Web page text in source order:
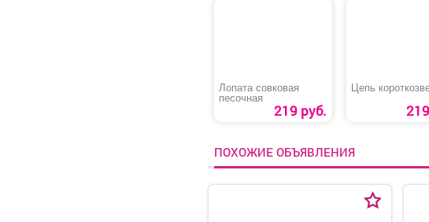
Лопата совковая
песочная
219 руб.
Цепь
ПОХОЖИЕ ОБЪЯВЛЕНИЯ